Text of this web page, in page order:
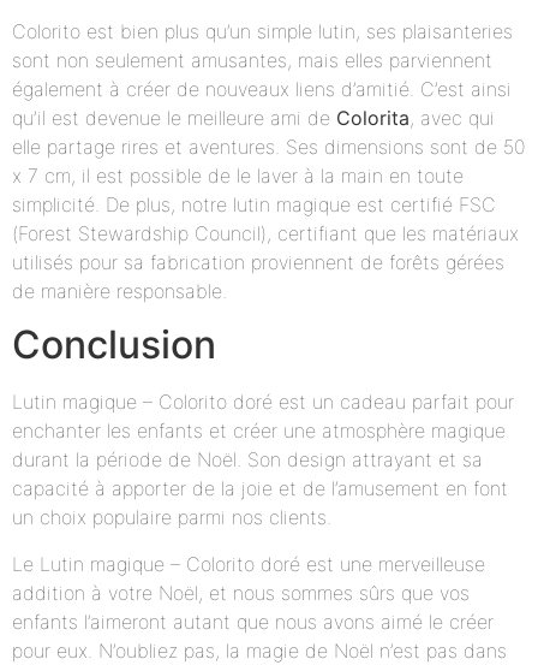
Colorito est bien plus qu’un simple lutin, ses plaisanteries
sont non seulement amusantes, mais elles parviennent
également à créer de nouveaux liens d’amitié. C’est ainsi
qu’il est devenue le meilleure ami de Colorita, avec qui
elle partage rires et aventures. Ses dimensions sont de 50
x 7 cm, il est possible de le laver à la main en toute
simplicité. De plus, notre lutin magique est certifié FSC
(Forest Stewardship Council), certifiant que les matériaux
utilisés pour sa fabrication proviennent de forêts gérées
de manière responsable.
Conclusion
Lutin magique – Colorito doré est un cadeau parfait pour
enchanter les enfants et créer une atmosphère magique
durant la période de Noël. Son design attrayant et sa
capacité à apporter de la joie et de l’amusement en font
un choix populaire parmi nos clients.
Le Lutin magique – Colorito doré est une merveilleuse
addition à votre Noël, et nous sommes sûrs que vos
enfants l’aimeront autant que nous avons aimé le créer
pour eux. N’oubliez pas, la magie de Noël n’est pas dans